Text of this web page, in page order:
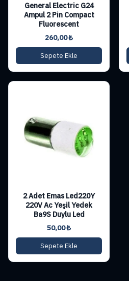
General Electric G24
Ampul 2 Pin Compact
Fluorescent
260,00₺
Sepete Ekle
2 Adet Emas Led220Y
220V Ac Yeşil Yedek
Ba9S Duylu Led
50,00₺
Sepete Ekle